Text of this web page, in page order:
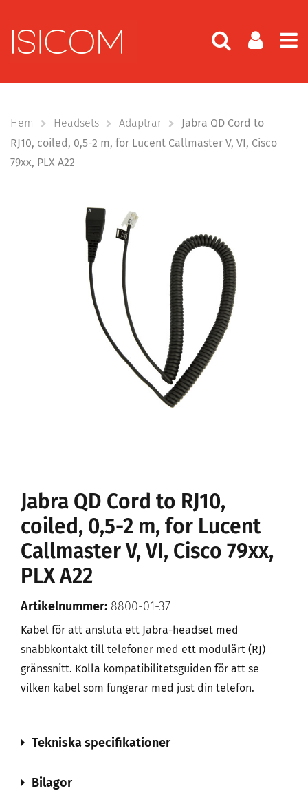
Hem Headsets Adaptrar
Jabra QD Cord to
RJ10, coiled, 0,5-2 m, for Lucent Callmaster V, VI, Cisco
79xx, PLX A22
Jabra QD Cord to RJ10,
coiled, 0,5-2 m, for Lucent
Callmaster V, VI, Cisco 79xx,
PLX A22
Artikelnummer: 8800-01-37
Kabel för att ansluta ett Jabra-headset med
snabbkontakt till telefoner med ett modulärt (RJ)
gränssnitt. Kolla kompatibilitetsguiden för att se
vilken kabel som fungerar med just din telefon.
Tekniska specifikationer
Bilagor